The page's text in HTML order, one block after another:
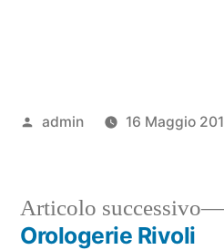
Pubblicato
admin 16 Maggio
Articolo successivo
Orologerie Rivoli